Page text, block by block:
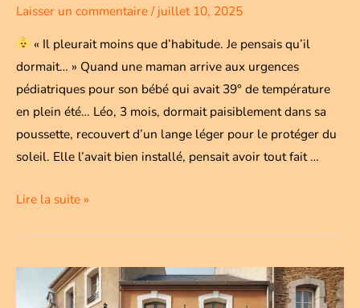
Laisser un commentaire/juillet 10, 2025
« Il pleurait moins que d’habitude. Je pensais qu’il
dormait… » Quand une maman arrive aux urgences
pédiatriques pour son bébé qui avait 39° de température
en plein été… Léo, 3 mois, dormait paisiblement dans sa
poussette, recouvert d’un lange léger pour le protéger du
soleil. Elle l’avait bien installé, pensait avoir tout fait …
les
bébés
Lire la suite »